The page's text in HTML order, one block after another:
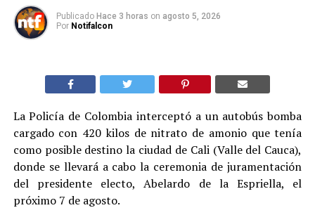
Publicado Hace 3 horas on agosto 5, 2026
Por Notifalcon
La Policía de Colombia interceptó a un autobús bomba
cargado con 420 kilos de nitrato de amonio que tenía
como posible destino la ciudad de Cali (Valle del Cauca),
donde se llevará a cabo la ceremonia de juramentación
del presidente electo, Abelardo de la Espriella, el
próximo 7 de agosto.